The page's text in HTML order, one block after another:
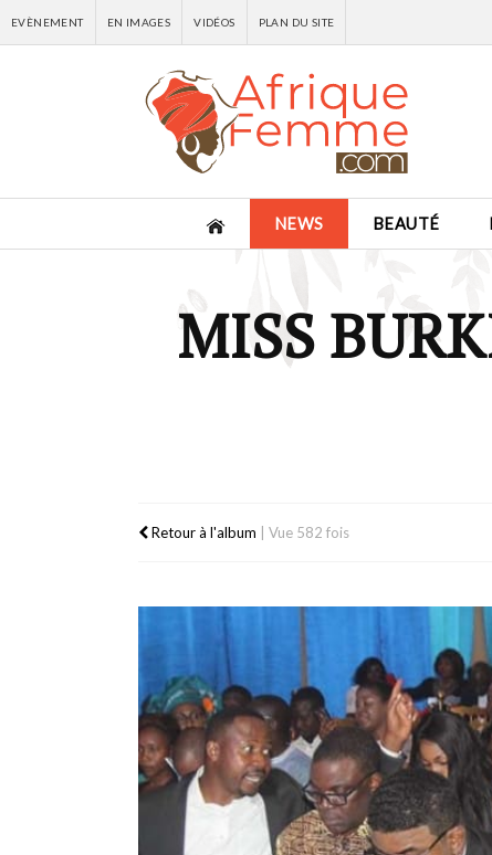
EVÈNEMENT EN IMAGES VIDÉOS PLAN DU SITE
NEWS BEAUTÉ
MISS
Retour à l'album Vue 582 fois